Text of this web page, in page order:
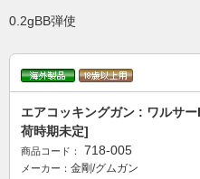
0.2gBB弾使
エアコッキングガン : ワルサ
荷時期未定]
商品コード： 718-005
メーカー： 金剛/グムガン